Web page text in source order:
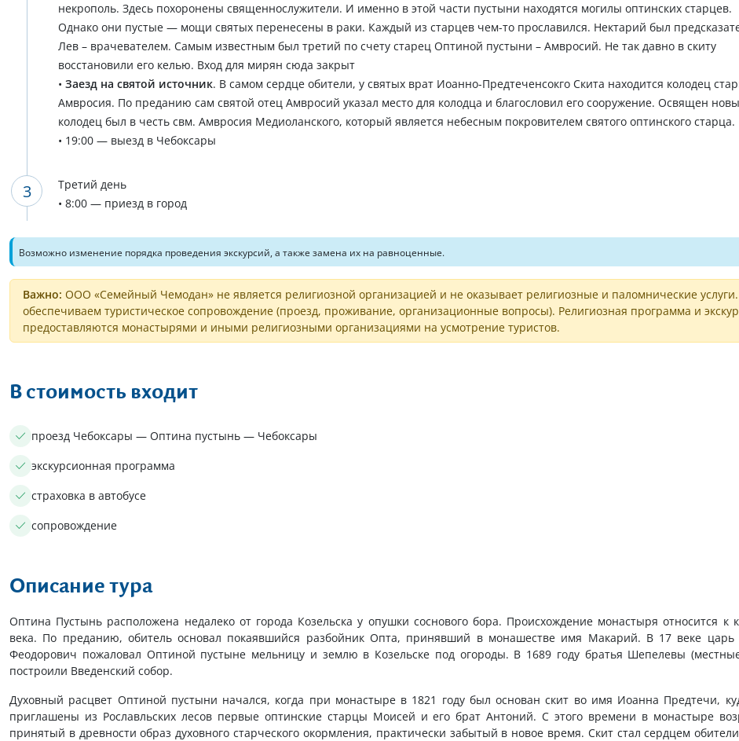
некрополь. Здесь похоронены священнослужители. И именно в этой части пустыни находятся могилы оптинских старцев.
Однако они пустые — мощи святых перенесены в раки. Каждый из старцев чем-то прославился. Нектарий был
Лев – врачевателем. Самым известным был третий по счету старец Оптиной пустыни – Амвросий. Не так давно в скиту
восстановили его келью. Вход для мирян сюда закрыт
• Заезд на святой источник. В самом сердце обители, у святых врат Иоанно-Предтеченсокго Скита находится колодец
Амвросия. По преданию сам святой отец Амвросий указал место для колодца и благословил его сооружение. Освящен
колодец был в честь свм. Амвросия Медиоланского, который является небесным покровителем святого оптинского старца.
• 19:00 — выезд в Чебоксары
Третий день
• 8:00 — приезд в город
Возможно изменение порядка проведения экскурсий, а также замена их на равноценные.
Важно: ООО «Семейный Чемодан» не является религиозной организацией и не оказывает религиозные и паломнические
обеспечиваем туристическое сопровождение (проезд, проживание, организационные вопросы). Религиозная программа и
предоставляются монастырями и иными религиозными организациями на усмотрение туристов.
В стоимость входит
проезд Чебоксары — Оптина пустынь — Чебоксары
экскурсионная программа
страховка в автобусе
сопровождение
Описание тура
Оптина Пустынь расположена недалеко от города Козельска у опушки соснового бора. Происхождение монастыря относится к
века. По преданию, обитель основал покаявшийся разбойник Опта, принявший в монашестве имя Макарий. В 17 веке царь
Феодорович пожаловал Оптиной пустыне мельницу и землю в Козельске под огороды. В 1689 году братья Шепелевы
построили Введенский собор.
Духовный расцвет Оптиной пустыни начался, когда при монастыре в 1821 году был основан скит во имя Иоанна Предтечи,
приглашены из Рославльских лесов первые оптинские старцы Моисей и его брат Антоний. С этого времени в монастыре
принятый в древности образ духовного старческого окормления, практически забытый в новое время. Скит стал сердцем